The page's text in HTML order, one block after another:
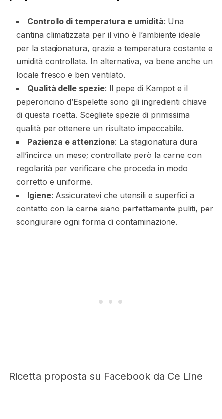
Controllo di temperatura e umidità: Una
cantina climatizzata per il vino è l’ambiente ideale
per la stagionatura, grazie a temperatura costante e
umidità controllata. In alternativa, va bene anche un
locale fresco e ben ventilato.
Qualità delle spezie: Il pepe di Kampot e il
peperoncino d’Espelette sono gli ingredienti chiave
di questa ricetta. Scegliete spezie di primissima
qualità per ottenere un risultato impeccabile.
Pazienza e attenzione: La stagionatura dura
all’incirca un mese; controllate però la carne con
regolarità per verificare che proceda in modo
corretto e uniforme.
Igiene: Assicuratevi che utensili e superfici a
contatto con la carne siano perfettamente puliti, per
scongiurare ogni forma di contaminazione.
Ricetta proposta su Facebook da Ce Line